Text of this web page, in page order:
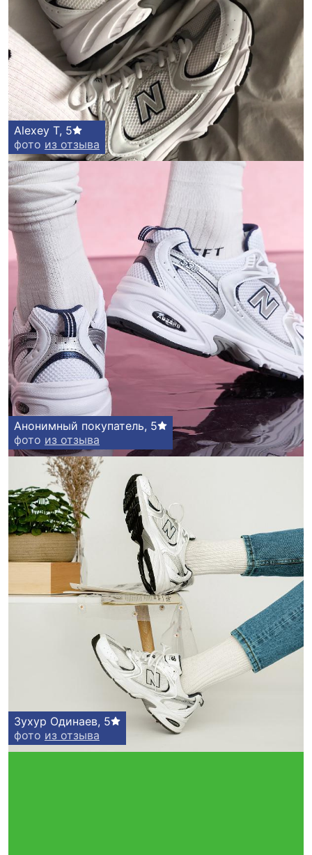
Alexey T, 5
фото из отзыва
Анонимный покупатель, 5
фото из отзыва
Зухур Одинаев, 5
фото из отзыва